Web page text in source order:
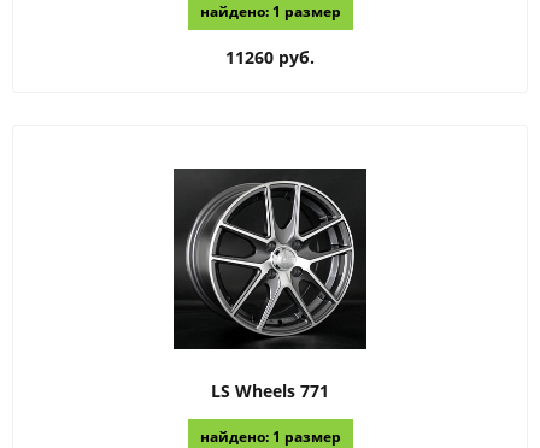
найдено: 1 размер
11260 руб.
LS Wheels 771
найдено: 1 размер